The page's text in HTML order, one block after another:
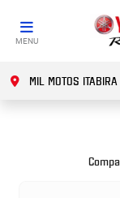
MENU
MIL MOTOS ITABIRA